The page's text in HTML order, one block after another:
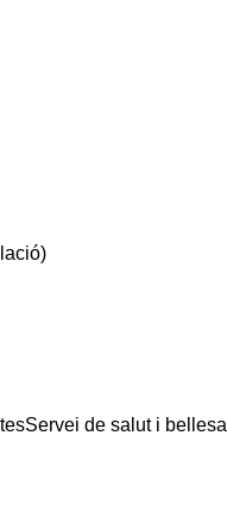
Servei de salut i bellesa